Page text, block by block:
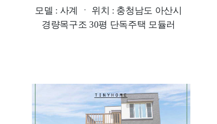
모델 : 사계 ㆍ 위치 : 충청남도 아산시
경량목구조 30평 단독주택 모듈러